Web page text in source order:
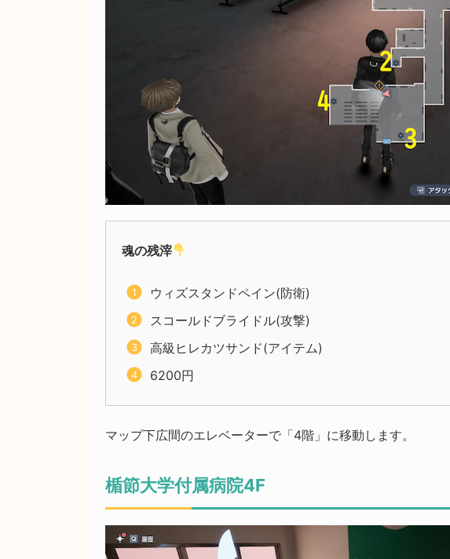
魂の残滓
ウィズスタンドペイン(防衛)
スコールドブライドル(攻撃)
高級ヒレカツサンド(アイテム)
6200円
マップ下広間のエレベーターで「4階」に移動します。
楯節大学付属病院4F